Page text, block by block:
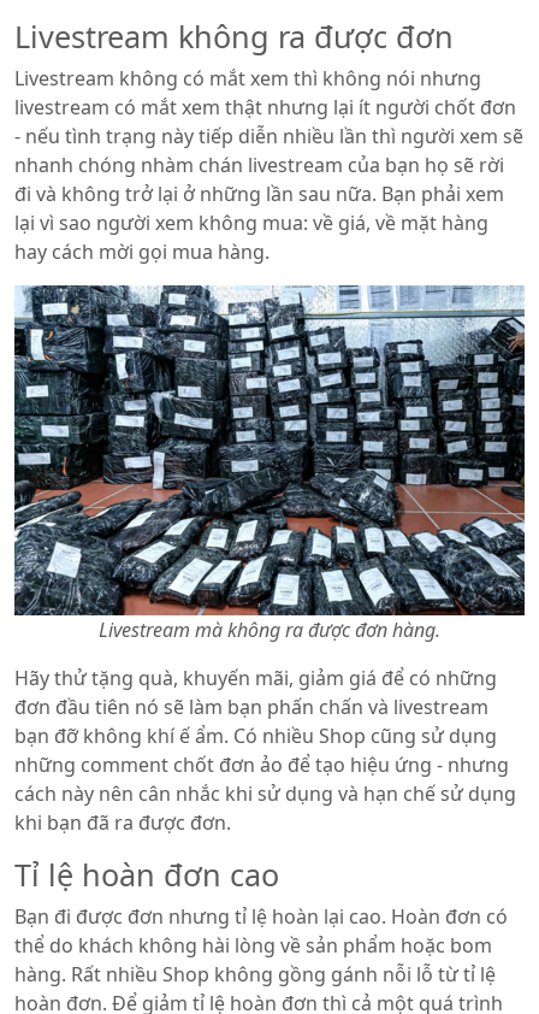
Livestream không ra được đơn
Livestream không có mắt xem thì không nói nhưng
livestream có mắt xem thật nhưng lại ít người chốt đơn
- nếu tình trạng này tiếp diễn nhiều lần thì người xem sẽ
nhanh chóng nhàm chán livestream của bạn họ sẽ rời
đi và không trở lại ở những lần sau nữa. Bạn phải xem
lại vì sao người xem không mua: về giá, về mặt hàng
hay cách mời gọi mua hàng.
Livestream mà không ra được đơn hàng.
Hãy thử tặng quà, khuyến mãi, giảm giá để có những
đơn đầu tiên nó sẽ làm bạn phấn chấn và livestream
bạn đỡ không khí ế ẩm. Có nhiều Shop cũng sử dụng
những comment chốt đơn ảo để tạo hiệu ứng - nhưng
cách này nên cân nhắc khi sử dụng và hạn chế sử dụng
khi bạn đã ra được đơn.
Tỉ lệ hoàn đơn cao
Bạn đi được đơn nhưng tỉ lệ hoàn lại cao. Hoàn đơn có
thể do khách không hài lòng về sản phẩm hoặc bom
hàng. Rất nhiều Shop không gồng gánh nỗi lỗ từ tỉ lệ
hoàn đơn. Để giảm tỉ lệ hoàn đơn thì cả một quá trình